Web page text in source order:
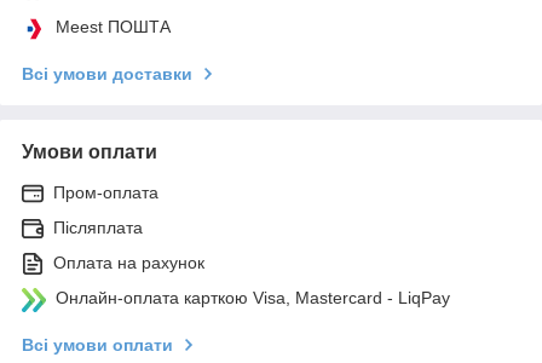
Meest ПОШТА
Всі умови доставки
Умови оплати
Пром-оплата
Післяплата
Оплата на рахунок
Онлайн-оплата карткою Visa, Mastercard - LiqPay
Всі умови оплати